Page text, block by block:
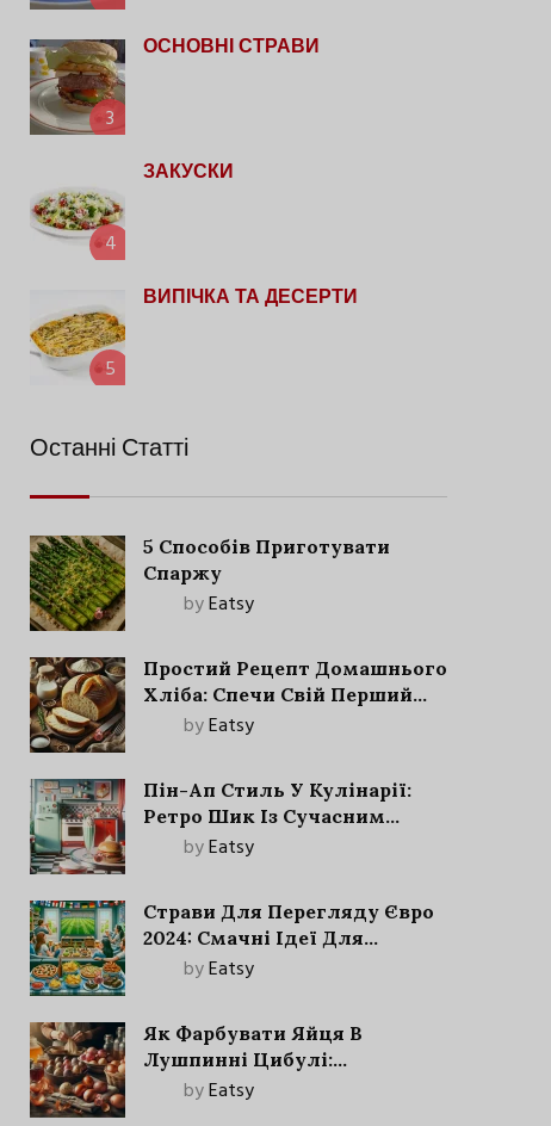
3
ОСНОВНІ СТРАВИ
4
ЗАКУСКИ
5
ВИПІЧКА ТА ДЕСЕРТИ
Останні Статті
5 Способів Приготувати
Спаржу
byEatsy
Простий Рецепт Домашнього
Хліба: Спечи Свій Перший
Запашний Хліб!
byEatsy
Пін-Ап Стиль У Кулінарії:
Ретро Шик Із Сучасним
Акцентом
byEatsy
Страви Для Перегляду Євро
2024: Смачні Ідеї Для
Футбольного Свята
byEatsy
Як Фарбувати Яйця В
Лушпинні Цибулі:
Старовинний Метод З
byEatsy